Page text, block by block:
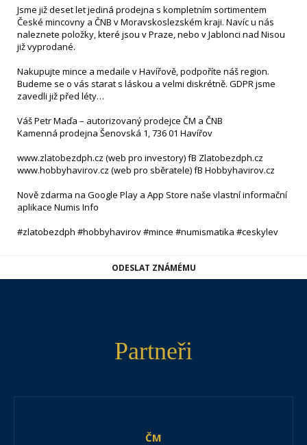
Jsme již deset let jediná prodejna s kompletním sortimentem
České mincovny a ČNB v Moravskoslezském kraji. Navíc u nás
naleznete položky, které jsou v Praze, nebo v Jablonci nad Nisou
již vyprodané.
Nakupujte mince a medaile v Havířově, podpoříte náš region.
Budeme se o vás starat s láskou a velmi diskrétně. GDPR jsme
zavedli již před léty…
Váš Petr Maďa – autorizovaný prodejce ČM a ČNB
Kamenná prodejna Šenovská 1, 736 01 Havířov
www.zlatobezdph.cz (web pro investory) fB Zlatobezdph.cz
www.hobbyhavirov.cz (web pro sběratele) fB Hobbyhavirov.cz
Nově zdarma na Google Play a App Store naše vlastní informační
aplikace Numis Info
#zlatobezdph #hobbyhavirov #mince #numismatika #ceskylev
ODESLAT ZNÁMÉMU
Partneři
ČM